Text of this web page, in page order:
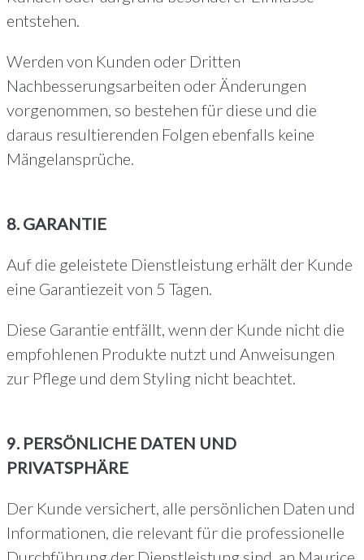
entstehen.
Werden von Kunden oder Dritten
Nachbesserungsarbeiten oder Änderungen
vorgenommen, so bestehen für diese und die
daraus resultierenden Folgen ebenfalls keine
Mängelansprüche.
8. GARANTIE
Auf die geleistete Dienstleistung erhält der Kunde
eine Garantiezeit von 5 Tagen.
Diese Garantie entfällt, wenn der Kunde nicht die
empfohlenen Produkte nutzt und Anweisungen
zur Pflege und dem Styling nicht beachtet.
9. PERSÖNLICHE DATEN UND
PRIVATSPHÄRE
Der Kunde versichert, alle persönlichen Daten und
Informationen, die relevant für die professionelle